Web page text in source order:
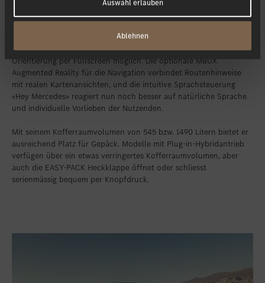
Auswahl erlauben
Ablehnen
Infotainment-System MBUX (Mercedes-Benz User Experience).
Sowohl auf dem Fahrer- als auch dem Zentraldisplay erleichtern
brillante Ansichten die Bedienung von Fahrzeug- und
Komfortfunktionen, die Navigation ist für eine bessere
Orientierung per Fullscreen möglich. Die optionale MBUX
Augmented Reality für die Navigation verbindet Routenhinweise
mit realen Kartenansichten, und die intuitive Sprachsteuerung
«Hey Mercedes» reagiert nun noch besser auf natürliche Sprache
und individuelle Vorlieben der Nutzenden.
Mit seinem Kofferraumvolumen von 545 bzw. 1490 Litern bietet er
ausreichend Platz für Gepäck. Modelle mit Plug-in-Hybridantrieb
verfügen über ein etwas verringertes Kofferraumvolumen, aber
auch die EASY-PACK Heckklappe öffnet oder schliesst
serienmässig bequem per Knopfdruck.